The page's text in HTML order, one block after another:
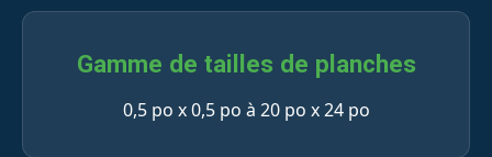
Gamme de tailles de planches
0,5 po x 0,5 po à 20 po x 24 po